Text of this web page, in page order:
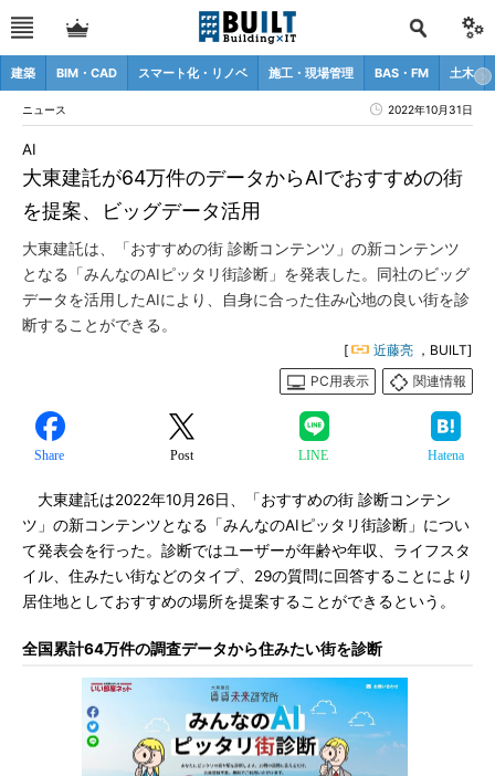
建築 BIM・CAD スマート化・リノベ 施工・現場管理 BAS・FM 土木
ニュース 2022年10月31日
大東建託が64万件のデータからAIでおすすめの街
を提案、ビッグデータ活用
AI
大東建託は、「おすすめの街 診断コンテンツ」の新コンテンツ
となる「みんなのAIピッタリ街診断」を発表した。同社のビッグ
データを活用したAIにより、自身に合った住み心地の良い街を診
断することができる。
[ 近藤亮 ，BUILT]
PC用表示
関連情報
Share Post LINE Hatena
大東建託は2022年10月26日、「おすすめの街 診断コンテン
ツ」の新コンテンツとなる「みんなのAIピッタリ街診断」につい
て発表会を行った。診断ではユーザーが年齢や年収、ライフスタ
イル、住みたい街などのタイプ、29の質問に回答することにより
居住地としておすすめの場所を提案することができるという。
全国累計64万件の調査データから住みたい街を診断